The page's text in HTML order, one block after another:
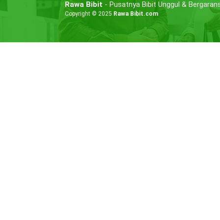
Rawa Bibit - Pusatnya Bibit Unggul &
Copyright © 2025 Rawa Bibit.com